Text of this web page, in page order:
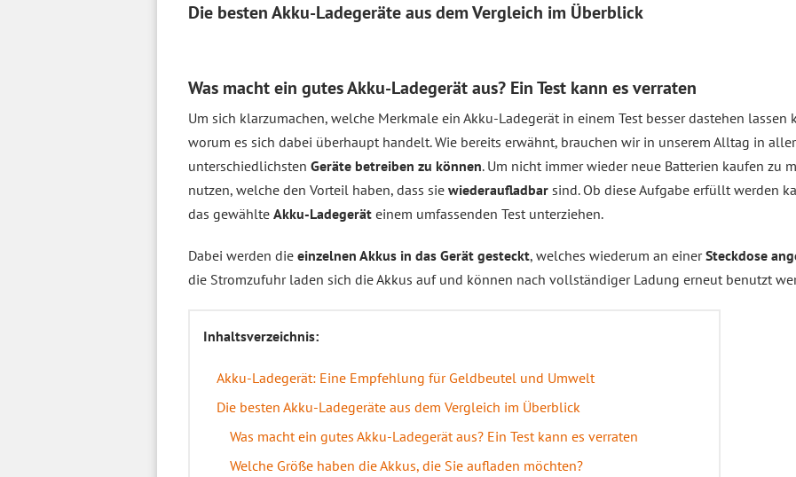
Die besten Akku-Ladegeräte aus demVergleich im Überblick
Was macht ein gutes Akku-Ladegerät aus? Ein Test kann es verraten
Um sich klarzumachen, welche Merkmale ein Akku-Ladegerät in einem Test besser dastehen
worum es sich dabei überhaupt handelt. Wie bereits erwähnt, brauchen wir in unserem Alltag in
unterschiedlichsten Geräte betreiben zu können. Um nicht immer wieder neue Batterien kaufen zu
nutzen, welche den Vorteil haben, dass sie wiederaufladbar sind. Ob diese Aufgabe erfüllt werden
das gewählte Akku-Ladegerät einem umfassenden Test unterziehen.
Dabei werden die einzelnen Akkus in das Gerät gesteckt, welches wiederum an einerSteckdose
die Stromzufuhr laden sich die Akkus auf und können nach vollständiger Ladung erneut benutzt
Inhaltsverzeichnis:
Akku-Ladegerät: Eine Empfehlung für Geldbeutel und Umwelt
Die besten Akku-Ladegeräte aus dem Vergleich im Überblick
Was macht ein gutes Akku-Ladegerät aus? Ein Test kann es verraten
Welche Größe haben die Akkus, die Sie aufladen möchten?